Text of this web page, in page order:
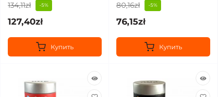
134,11zł -5%
127,40zł
Купить
80,16zł -5%
76,15zł
Купить